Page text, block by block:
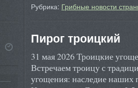
Рубрика: Грибные новости
Пирог троицкий
31 мая 2026 Троицкие
Встречаем троицу с
угощения: наследие наших